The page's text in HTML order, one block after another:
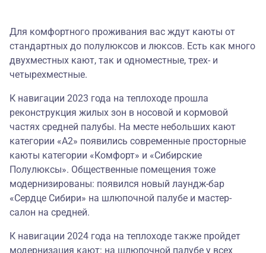
Для комфортного проживания вас ждут каюты от
стандартных до полулюксов и люксов. Есть как много
двухместных кают, так и одноместные, трех- и
четырехместные.
К навигации 2023 года на теплоходе прошла
реконструкция жилых зон в носовой и кормовой
частях средней палубы. На месте небольших кают
категории «А2» появились современные просторные
каюты категории «Комфорт» и «Сибирские
Полулюксы». Общественные помещения тоже
модернизированы: появился новый лаундж-бар
«Сердце Сибири» на шлюпочной палубе и мастер-
салон на средней.
К навигации 2024 года на теплоходе также пройдет
модернизация кают: на шлюпочной палубе у всех